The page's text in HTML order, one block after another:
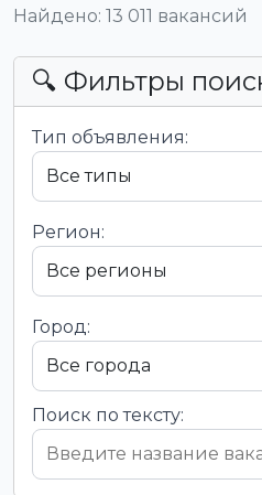
Найдено: 13 011 вакансий
🔍 Фильтры
Тип объявления:
Регион:
Город:
Поиск по тексту: